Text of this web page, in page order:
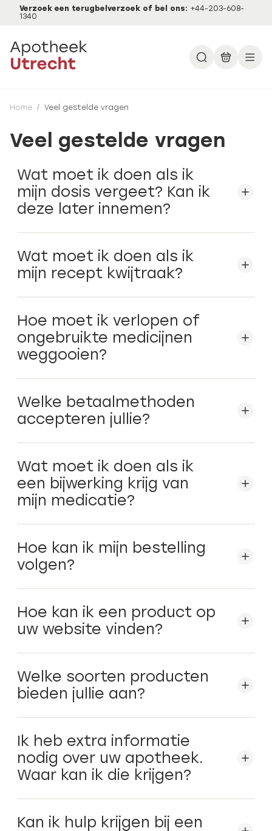
Verzoek een terugbelverzoek of bel ons: +44-203-608-
1340
Home / Veel gestelde vragen
Veel gestelde vragen
Wat moet ik doen als ik
mijn dosis vergeet? Kan ik
deze later innemen?
Wat moet ik doen als ik
mijn recept kwijtraak?
Hoe moet ik verlopen of
ongebruikte medicijnen
weggooien?
Welke betaalmethoden
accepteren jullie?
Wat moet ik doen als ik
een bijwerking krijg van
mijn medicatie?
Hoe kan ik mijn bestelling
volgen?
Hoe kan ik een product op
uw website vinden?
Welke soorten producten
bieden jullie aan?
Ik heb extra informatie
nodig over uw apotheek.
Waar kan ik die krijgen?
Kan ik hulp krijgen bij een